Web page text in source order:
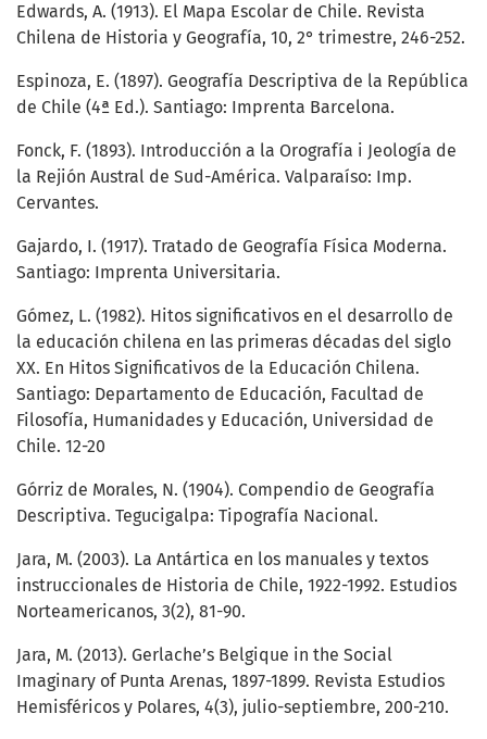
Edwards, A. (1913). El Mapa Escolar de Chile. Revista
Chilena de Historia y Geografía, 10, 2° trimestre, 246-252.
Espinoza, E. (1897). Geografía Descriptiva de la República
de Chile (4ª Ed.). Santiago: Imprenta Barcelona.
Fonck, F. (1893). Introducción a la Orografía i Jeología de
la Rejión Austral de Sud-América. Valparaíso: Imp.
Cervantes.
Gajardo, I. (1917). Tratado de Geografía Física Moderna.
Santiago: Imprenta Universitaria.
Gómez, L. (1982). Hitos significativos en el desarrollo de
la educación chilena en las primeras décadas del siglo
XX. En Hitos Significativos de la Educación Chilena.
Santiago: Departamento de Educación, Facultad de
Filosofía, Humanidades y Educación, Universidad de
Chile. 12-20
Górriz de Morales, N. (1904). Compendio de Geografía
Descriptiva. Tegucigalpa: Tipografía Nacional.
Jara, M. (2003). La Antártica en los manuales y textos
instruccionales de Historia de Chile, 1922-1992. Estudios
Norteamericanos, 3(2), 81-90.
Jara, M. (2013). Gerlache’s Belgique in the Social
Imaginary of Punta Arenas, 1897-1899. Revista Estudios
Hemisféricos y Polares, 4(3), julio-septiembre, 200-210.